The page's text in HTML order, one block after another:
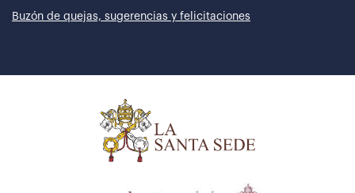
Buzón de quejas, sugerencias y felicitaciones